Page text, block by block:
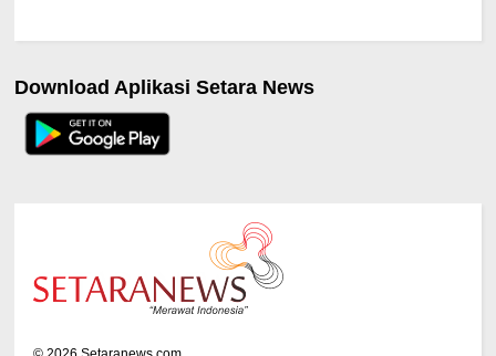
Download Aplikasi Setara News